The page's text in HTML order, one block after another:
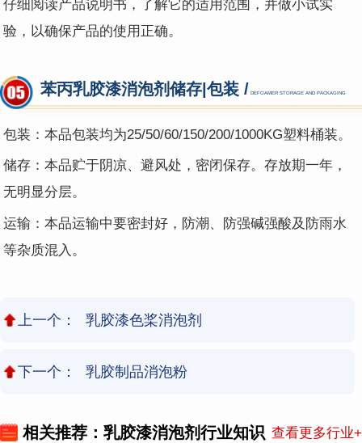
仔细阅读产品说明书，了解它的适用范围，并做小试实
验，以确保产品的使用正确。
苯丙乳胶漆消泡剂储存|包装 / DEFOAMER STORAGE AND PACKAGING
包装：本品包装均为25/50/60/150/200/1000KG塑料桶装。
储存：本品贮于阴凉、避风处，密闭保存。存放期一年，
无明显分层。
运输：本品运输中要密封好，防潮、防强碱强酸及防雨水
等杂质混入。
上一个： 乳胶漆色桨消泡剂
下一个： 乳胶制品消泡粉
相关推荐：乳胶漆消泡剂行业知识 查看更多行业+